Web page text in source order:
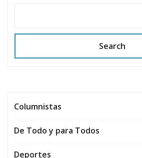
Search
Columnistas
De Todo y para Todos
Deportes